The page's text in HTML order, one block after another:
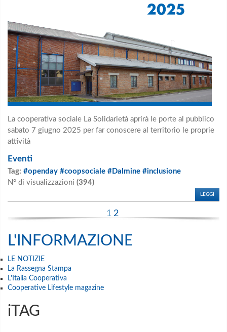
La cooperativa sociale La Solidarietà aprirà le porte al pubblico
sabato 7 giugno 2025 per far conoscere al territorio le proprie
attività
Eventi
Tag: #openday #coopsociale #Dalmine #inclusione
N° di visualizzazioni (394)
LEGGI
1 2
L'INFORMAZIONE
LE NOTIZIE
La Rassegna Stampa
L'Italia Cooperativa
Cooperative Lifestyle magazine
iTAG